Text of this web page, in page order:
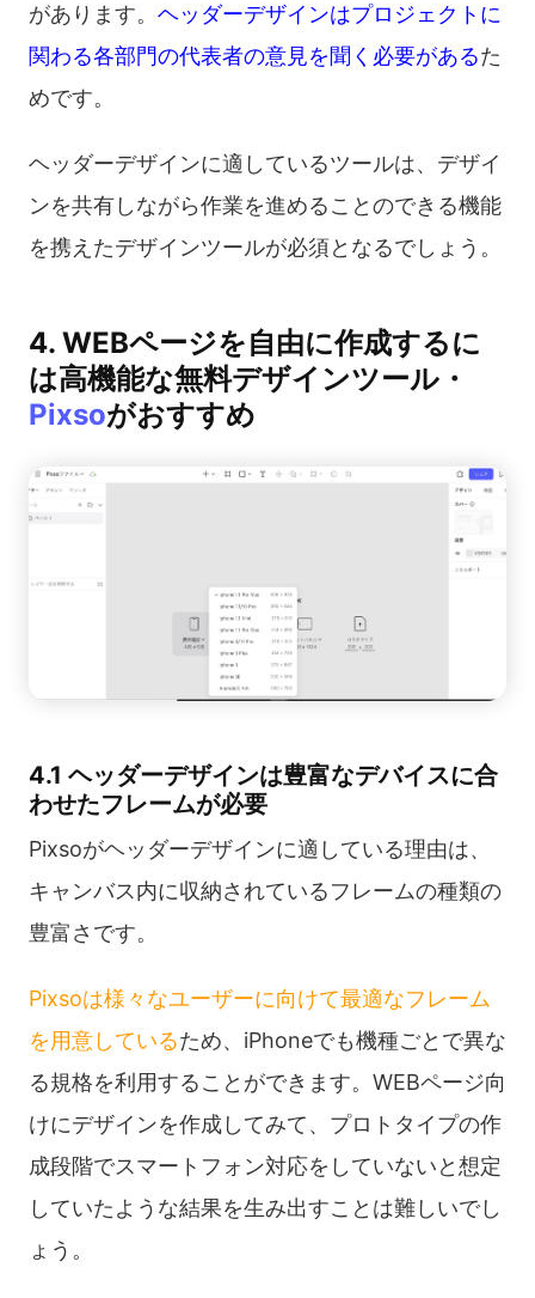
があります。 ヘッダーデザインはプロジェクトに
関わる各部門の代表者の意見を聞く必要があるた
めです。
ヘッダーデザインに適しているツールは、デザイ
ンを共有しながら作業を進めることのできる機能
を携えたデザインツールが必須となるでしょう。
4. WEBページを自由に作成するに
は高機能な無料デザインツール・
Pixsoがおすすめ
4.1 ヘッダーデザインは豊富なデバイスに合
わせたフレームが必要
Pixsoがヘッダーデザインに適している理由は、
キャンバス内に収納されているフレームの種類の
豊富さです。
Pixsoは様々なユーザーに向けて最適なフレーム
を用意しているため、iPhoneでも機種ごとで異な
る規格を利用することができます。WEBページ向
けにデザインを作成してみて、プロトタイプの作
成段階でスマートフォン対応をしていないと想定
していたような結果を生み出すことは難しいでし
ょう。